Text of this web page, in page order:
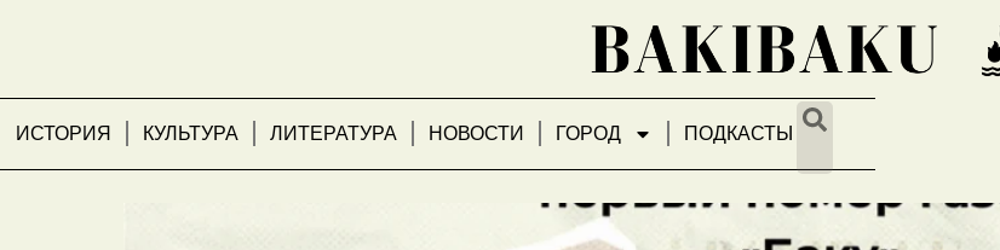
ИСТОРИЯ КУЛЬТУРА ЛИТЕРАТУРА НОВОСТИ ГОРОД ПОДКАСТЫ
Хроника эпох, трибуна нации, школа мастеров